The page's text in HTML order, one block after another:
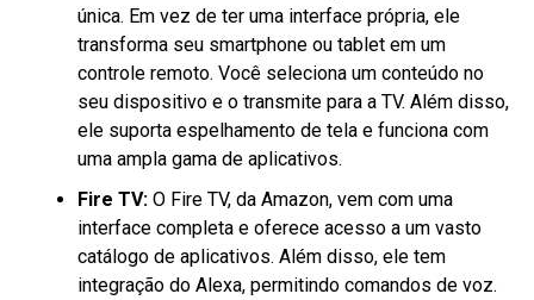
única. Em vez de ter uma interface própria, ele
transforma seu smartphone ou tablet em um
controle remoto. Você seleciona um conteúdo no
seu dispositivo e o transmite para a TV. Além disso,
ele suporta espelhamento de tela e funciona com
uma ampla gama de aplicativos.
Fire TV: O Fire TV, da Amazon, vem com uma
interface completa e oferece acesso a um vasto
catálogo de aplicativos. Além disso, ele tem
integração do Alexa, permitindo comandos de voz.